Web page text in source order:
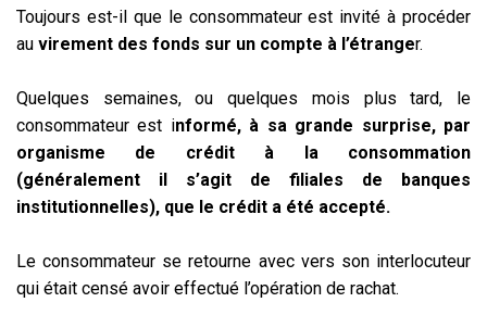
Toujours est-il que le consommateur est invité à procéder
au virement des fonds sur un compte à l’étranger.
Quelques semaines, ou quelques mois plus tard, le
consommateur est informé, à sa grande surprise, par
organisme de crédit à la consommation
(généralement il s’agit de filiales de banques
institutionnelles), que le crédit a été accepté.
Le consommateur se retourne avec vers son interlocuteur
qui était censé avoir effectué l’opération de rachat.